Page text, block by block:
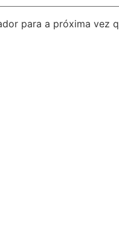
para a próxima vez